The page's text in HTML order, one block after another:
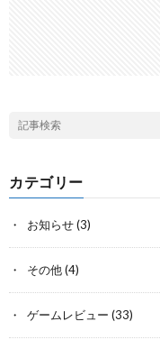
カテゴリー
お知らせ(3)
その他(4)
ゲームレビュー (33)